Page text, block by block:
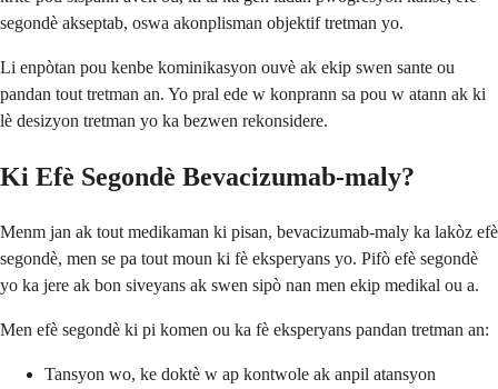
segondè akseptab, oswa akonplisman objektif tretman yo.
Li enpòtan pou kenbe kominikasyon ouvè ak ekip swen sante ou
pandan tout tretman an. Yo pral ede w konprann sa pou w atann ak ki
lè desizyon tretman yo ka bezwen rekonsidere.
Ki Efè Segondè Bevacizumab-maly?
Menm jan ak tout medikaman ki pisan, bevacizumab-maly ka lakòz efè
segondè, men se pa tout moun ki fè eksperyans yo. Pifò efè segondè
yo ka jere ak bon siveyans ak swen sipò nan men ekip medikal ou a.
Men efè segondè ki pi komen ou ka fè eksperyans pandan tretman an:
Tansyon wo, ke doktè w ap kontwole ak anpil atansyon